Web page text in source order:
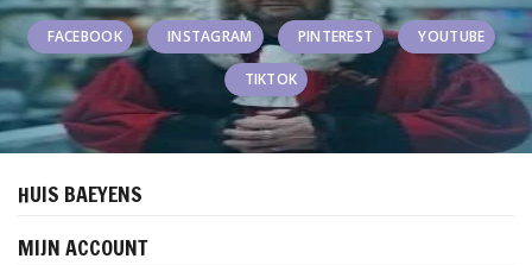
FACEBOOK INSTAGRAM PINTEREST YOUTUBE
TIKTOK
HUIS BAEYENS
MIJN ACCOUNT